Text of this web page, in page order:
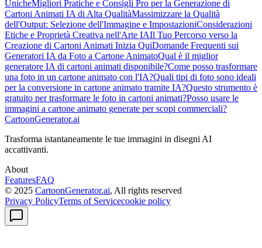
UnicheMigliori Pratiche e Consigli Pro per la Generazione di
Cartoni Animati IA di Alta QualitàMassimizzare la Qualità
dell'Output: Selezione dell'Immagine e ImpostazioniConsiderazioni
Etiche e Proprietà Creativa nell'Arte IAIl Tuo Percorso verso la
Creazione di Cartoni Animati Inizia QuiDomande Frequenti sui
Generatori IA da Foto a Cartone AnimatoQual è il miglior
generatore IA di cartoni animati disponibile?Come posso trasformare
una foto in un cartone animato con l'IA?Quali tipi di foto sono ideali
per la conversione in cartone animato tramite IA?Questo strumento è
gratuito per trasformare le foto in cartoni animati?Posso usare le
immagini a cartone animato generate per scopi commerciali?
CartoonGenerator.ai
Trasforma istantaneamente le tue immagini in disegni AI
accattivanti.
About
FeaturesFAQ
© 2025 CartoonGenerator.ai, All rights reserved
Privacy PolicyTerms of Servicecookie policy